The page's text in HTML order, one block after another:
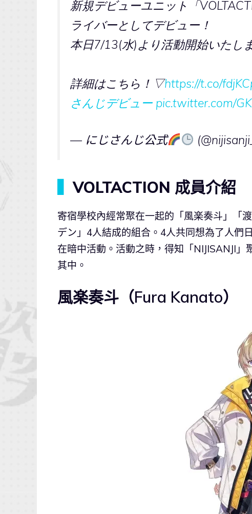
新規デビューユニット「
ライバーとしてデビュー！
本日7/13(水)より活動開始いたし
詳細はこちら！▽https://t.co/
さんじデビュー pic.twitter.com/
— にじさんじ公式
▍VOLTACTION 成員介紹
寄宿學校內經常聚在一起的「風楽奏斗」「
デン」4人結成的組合。4人共同想為了人們
在暗中活動。活動之時，得知「NIJISANJI
其中。
風楽奏斗（Fura Kanato）